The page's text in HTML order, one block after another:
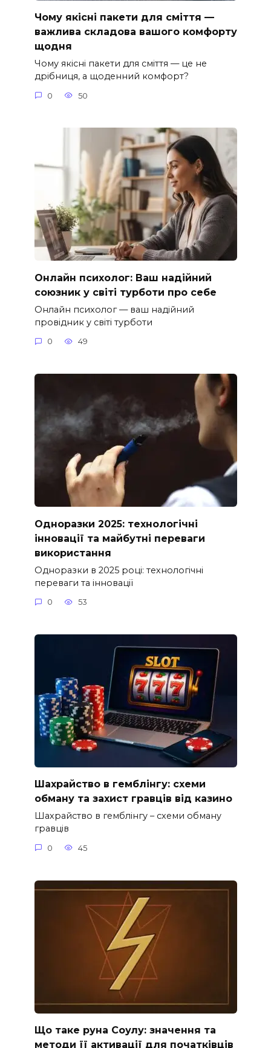
Чому якісні пакети для сміття —
важлива складова вашого комфорту
щодня
Чому якісні пакети для сміття — це не
дрібниця, а щоденний комфорт?
0 50
Онлайн психолог: Ваш надійний
союзник у світі турботи про себе
Онлайн психолог — ваш надійний
провідник у світі турботи
0 49
Одноразки 2025: технологічні
інновації та майбутні переваги
використання
Одноразки в 2025 році: технологічні
переваги та інновації
0 53
Шахрайство в гемблінгу: схеми
обману та захист гравців від казино
Шахрайство в гемблінгу – схеми обману
гравців
0 45
Що таке руна Соулу: значення та
методи її активації для початківців